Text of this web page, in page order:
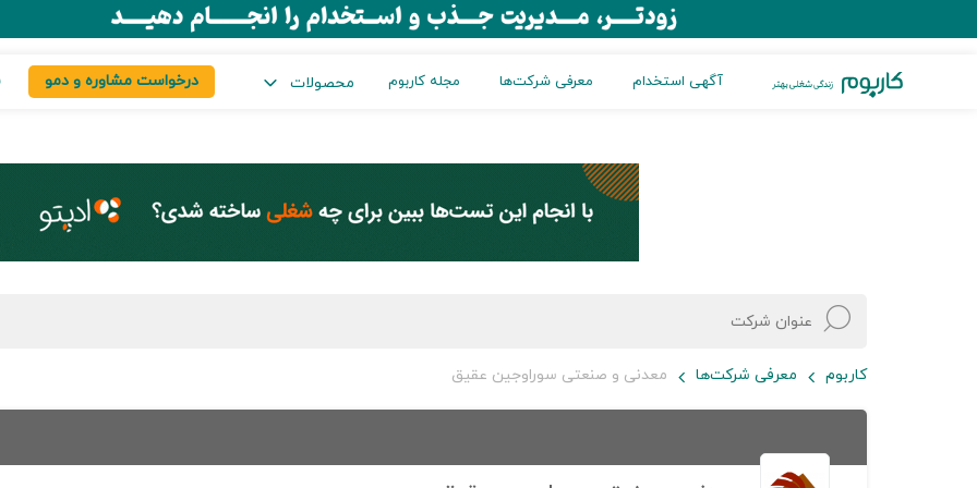
آگهی استخدام معرفی شرکت‌ها مجله کاربوم محصولات درخواست مشاوره و دمو
کاربوم معرفی شرکت‌ها معدنی و صنعتی سوراوجین عقیق